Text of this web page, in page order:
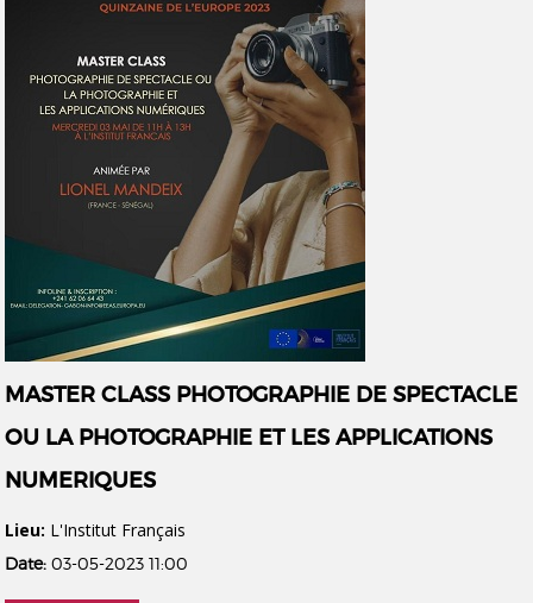
MASTER CLASS PHOTOGRAPHIE DE SPECTACLE
OU LA PHOTOGRAPHIE ET LES APPLICATIONS
NUMERIQUES
Lieu: L'Institut Français
Date: 03-05-2023 11:00